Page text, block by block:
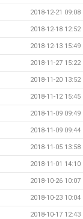
2018-12-21 09:08
2018-12-18 12:52
2018-12-13 15:49
2018-11-27 15:22
2018-11-20 13:52
2018-11-12 15:45
2018-11-09 09:49
2018-11-09 09:44
2018-11-05 13:58
2018-11-01 14:10
2018-10-26 10:07
2018-10-23 10:04
2018-10-17 12:43